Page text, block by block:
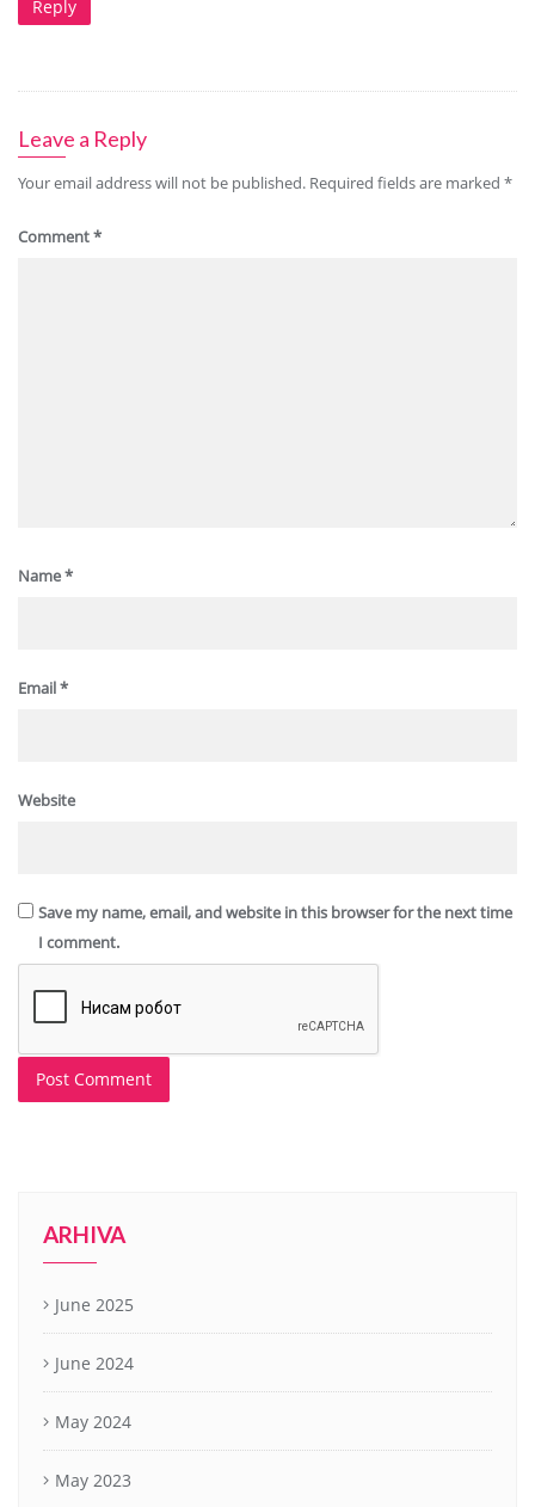
Reply
Leave a Reply
Your email address will not be published. Required fields are marked *
Comment*
Name*
Email*
Website
Save my name, email, and website in this browser for the next time
I comment.
ARHIVA
June 2025
June 2024
May 2024
May 2023